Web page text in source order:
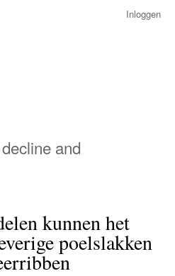
Inloggen
and
kunnen het
poelslakken